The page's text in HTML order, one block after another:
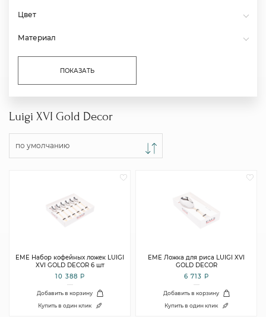
Цвет
Материал
ПОКАЗАТЬ
Luigi XVI Gold Decor
по умолчанию
EME Набор кофейных ложек LUIGI
XVI GOLD DECOR 6 шт
10 388 Р
Добавить в корзину
Купить в один клик
EME Ложка для риса LUIGI XVI
GOLD DECOR
6 713 Р
Добавить в корзину
Купить в один клик